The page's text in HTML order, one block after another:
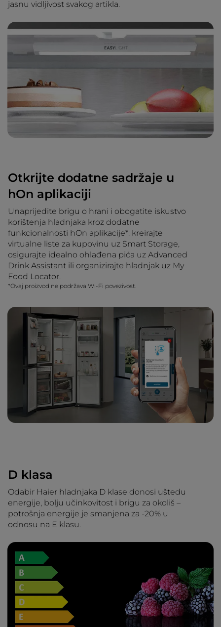
jasnu vidljivost svakog artikla.
Otkrijte dodatne sadržaje u
hOn aplikaciji
Unaprijedite brigu o hrani i obogatite iskustvo
korištenja hladnjaka kroz dodatne
funkcionalnosti hOn aplikacije*: kreirajte
virtualne liste za kupovinu uz Smart Storage,
osigurajte idealno ohlađena pića uz Advanced
Drink Assistant ili organizirajte hladnjak uz My
Food Locator.
*Ovaj proizvod ne podržava Wi-Fi povezivost.
D klasa
Odabir Haier hladnjaka D klase donosi uštedu
energije, bolju učinkovitost i brigu za okoliš –
potrošnja energije je smanjena za -20% u
odnosu na E klasu.